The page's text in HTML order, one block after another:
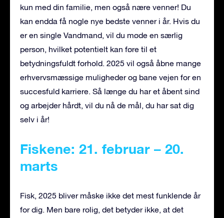
kun med din familie, men også nære venner! Du
kan endda få nogle nye bedste venner i år. Hvis du
er en single Vandmand, vil du møde en særlig
person, hvilket potentielt kan føre til et
betydningsfuldt forhold. 2025 vil også åbne mange
erhvervsmæssige muligheder og bane vejen for en
succesfuld karriere. Så længe du har et åbent sind
og arbejder hårdt, vil du nå de mål, du har sat dig
selv i år!
Fiskene: 21. februar – 20.
marts
Fisk, 2025 bliver måske ikke det mest funklende år
for dig. Men bare rolig, det betyder ikke, at det